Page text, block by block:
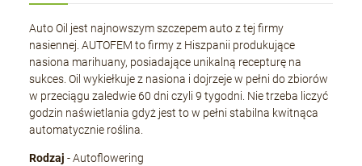
Auto Oil jest najnowszym szczepem auto z tej firmy
nasiennej. AUTOFEM to firmy z Hiszpanii produkujące
nasiona marihuany, posiadające unikalną recepturę na
sukces. Oil wykiełkuje z nasiona i dojrzeje w pełni do zbiorów
w przeciągu zaledwie 60 dni czyli 9 tygodni. Nie trzeba liczyć
godzin naświetlania gdyż jest to w pełni stabilna kwitnąca
automatycznie roślina.
Rodzaj - Autoflowering